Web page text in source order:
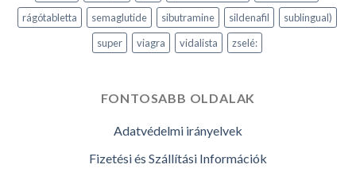
rágótabletta
semaglutide sibutramine sildenafil
sublingual)
super
viagra vidalista zselé:
FONTOSABB OLDALAK
Adatvédelmi irányelvek
Fizetési és Szállítási Információk